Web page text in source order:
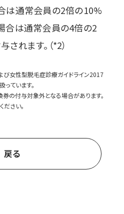
は通常会員の2倍の10%
合は通常会員の4倍の2
れます。（*2）
び女性型脱毛症診療ガイドライン2017
ています。
の付与対象外となる場合があります。
さい。
戻る